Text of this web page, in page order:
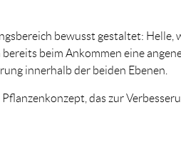
bewusst gestaltet:
beim Ankommen eine
innerhalb der beiden Ebenen.
das zur